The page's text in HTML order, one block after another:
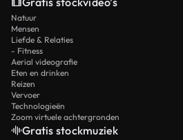
Natuur
Mensen
Liefde & Relaties
- Fitness
Aerial videografie
Eten en drinken
Reizen
Vervoer
Technologieën
Zoom virtuele achtergronden
Gratis stockmuziek